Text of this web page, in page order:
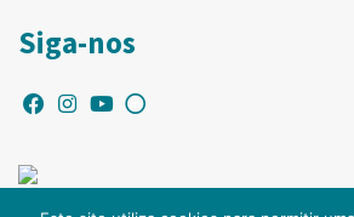
Siga-nos